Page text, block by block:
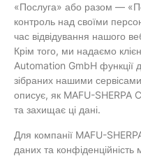
«Послуга» або разом —
контроль над своїми
час відвідування нашого
Крім того, ми надаємо
Automation GmbH функції
зібраних нашими
описує, як MAFU-SHERPA
та захищає ці дані.
Для компанії MAFU-
даних та